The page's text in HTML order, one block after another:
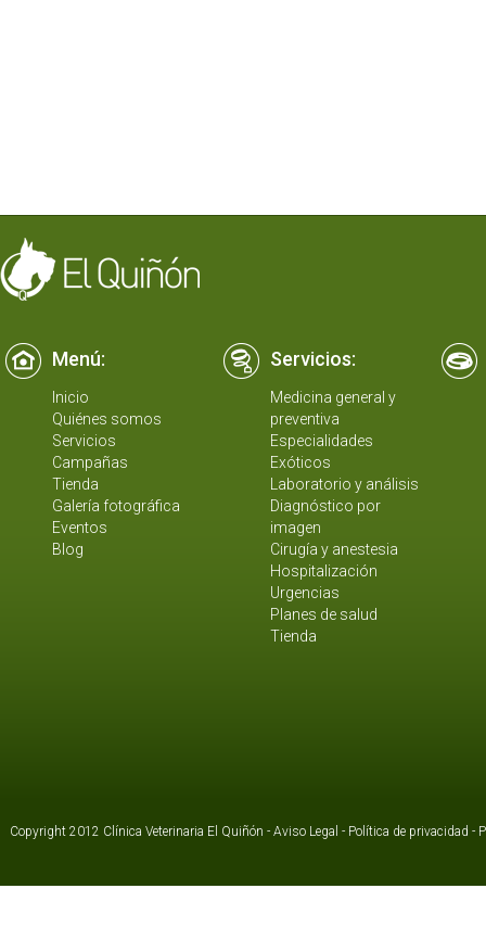
Menú: Servicios:
Inicio
Quiénes somos
Servicios
Campañas
Tienda
Galería fotográfica
Eventos
Blog
Medicina general y
preventiva
Especialidades
Exóticos
Laboratorio y análisis
Diagnóstico por
imagen
Cirugía y anestesia
Hospitalización
Urgencias
Planes de salud
Tienda
Copyright 2012 Clínica Veterinaria El Quiñón - Aviso Legal - Política de privacidad -